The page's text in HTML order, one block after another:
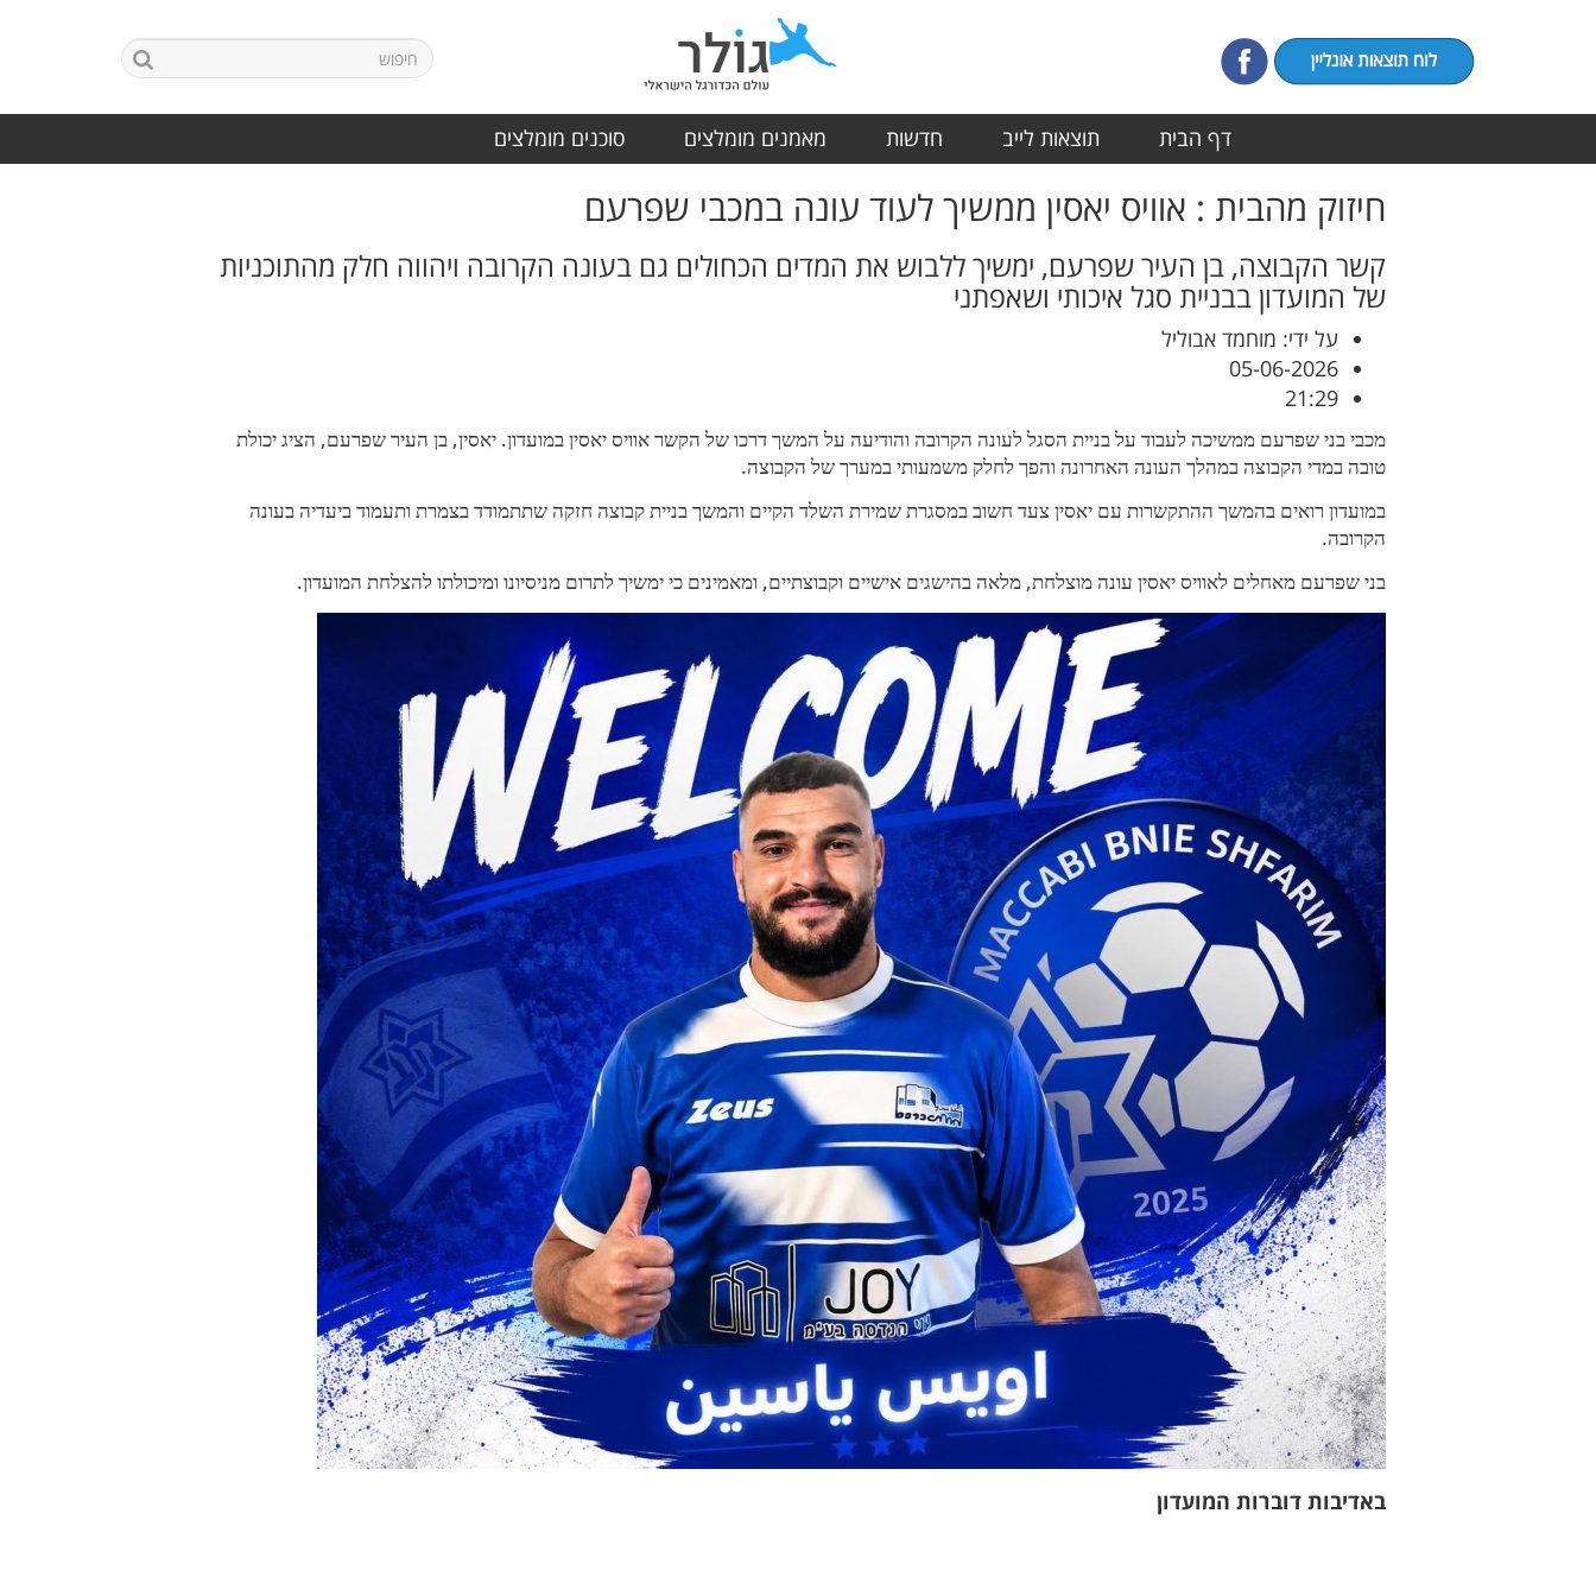
דף הבית תוצאות לייב חדשות מאמנים מומלצים סוכנים מומלצים
חיזוק מהבית : אוויס יאסין ממשיך לעוד עונה במכבי שפרעם
קשר הקבוצה, בן העיר שפרעם, ימשיך ללבוש את המדים הכחולים גם בעונה הקרובה ויהווה חלק מהתוכניות
של המועדון בבניית סגל איכותי ושאפתני
על ידי: מוחמד אבוליל
05-06-2026
21:29
מכבי בני שפרעם ממשיכה לעבוד על בניית הסגל לעונה הקרובה והודיעה על המשך דרכו של הקשר אוויס יאסין במועדון. יאסין, בן העיר שפרעם, הציג יכולת
טובה במדי הקבוצה במהלך העונה האחרונה והפך לחלק משמעותי במערך של הקבוצה.
במועדון רואים בהמשך ההתקשרות עם יאסין צעד חשוב במסגרת שמירת השלד הקיים והמשך בניית קבוצה חזקה שתתמודד בצמרת ותעמוד ביעדיה בעונה
הקרובה.
בני שפרעם מאחלים לאוויס יאסין עונה מוצלחת, מלאה בהישגים אישיים וקבוצתיים, ומאמינים כי ימשיך לתרום מניסיונו ומיכולתו להצלחת המועדון.
באדיבות דוברות המועדון